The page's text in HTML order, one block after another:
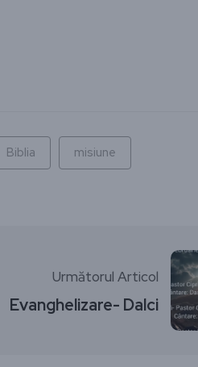
Biblia misiune
Următorul Articol
Evanghelizare- Dalci